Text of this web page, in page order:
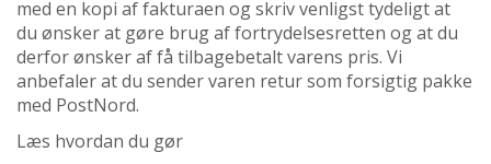
med en kopi af fakturaen og skriv venligst tydeligt at
du ønsker at gøre brug af fortrydelsesretten og at du
derfor ønsker af få tilbagebetalt varens pris. Vi
anbefaler at du sender varen retur som forsigtig pakke
med PostNord.
Læs hvordan du gør